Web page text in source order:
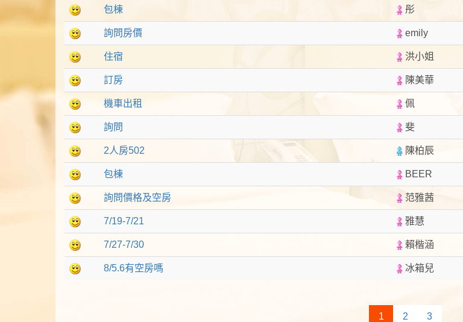
包棟 彤
詢問房價 emily
住宿 洪小姐
訂房 陳美華
機車出租 佩
詢問 斐
2人房502 陳柏辰
包棟 BEER
詢問價格及空房 范雅茜
7/19-7/21 雅慧
7/27-7/30 賴楷涵
8/5.6有空房嗎 冰箱兒
1 2 3